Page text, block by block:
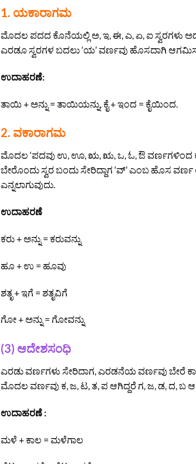
1. ಯಕಾರಾಗಮ
ಮೊದಲ ಪದದ ಕೊನೆಯಲ್ಲಿ ಅ, ಇ, ಈ, ಎ, ಏ, ಐ ಸ್ವರಗಳು
ಎರಡೂ ಸ್ವರಗಳ ಬದಲು ‘ಯ’ ವರ್ಣವು ಹೊಸದಾಗಿ
ಉದಾಹರಣೆ:
ತಾಯಿ + ಅನ್ನು = ತಾಯಿಯನ್ನು, ಕೈ + ಇಂದ = ಕೈಯಿಂದ.
2. ವಕಾರಾಗಮ
ಮೊದಲ ‘ಪದವು ಉ, ಊ, ಋ, ಋ, ಒ, ಓ, ಔ ವರ್ಣಗಳಿಂದ
ಬೇರೊಂದು ಸ್ವರ ಬಂದು ಸೇರಿದ್ದಾಗ ‘ವ್’ ಎಂಬ ಹೊಸ
ಎನ್ನಲಾಗುವುದು.
ಉದಾಹರಣೆ
ಕರು + ಅನ್ನು = ಕರುವನ್ನು
ಹೂ + ಉ = ಹೂವು
ಶತೃ + ಇಗೆ = ಶತೃವಿಗೆ
ಗೋ + ಅನ್ನು = ಗೋವನ್ನು
(3) ಆದೇಶಸಂಧಿ
ಎರಡು ವರ್ಣಗಳು ಸೇರಿದಾಗ, ಎರಡನೆಯ ವರ್ಣವು ಬೇರೆ
ಮೊದಲ ವರ್ಣವು ಕ, ಜ, ಟ, ತ, ಪ ಆಗಿದ್ದರೆ ಗ, ಜ, ಡ, ದ, ಬ
ಉದಾಹರಣೆ :
ಮಳೆ + ಕಾಲ = ಮಳೆಗಾಲ